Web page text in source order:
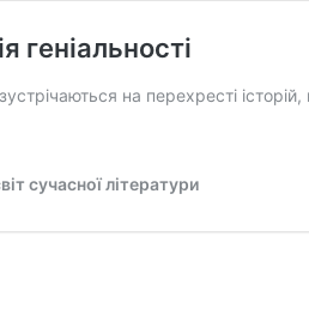
геніальності
на перехресті
сучасної літератури